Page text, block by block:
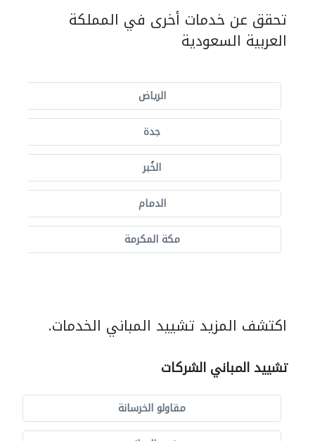
تحقق عن خدمات أخرى في المملكة
العربية السعودية
الرياض
جدة
الخُبر
الدمام
مكة المكرمة
اكتشف المزيد تشييد المباني الخدمات.
تشييد المباني الشركات
مقاولو الخرسانة